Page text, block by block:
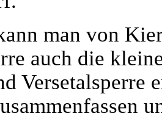
man von
auch die
Versetalsperre